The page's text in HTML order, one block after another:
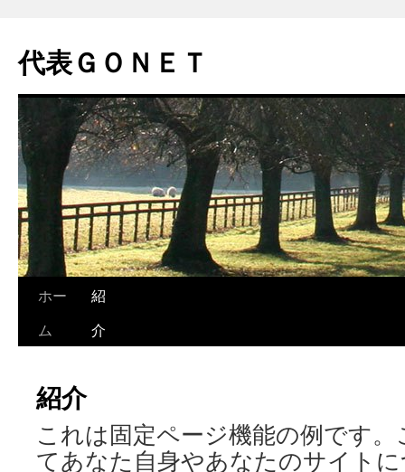
代表ＧＯＮＥＴ
ン
ホー
ム
紹
介
紹介
これは固定ページ機能の例です
てあなた自身やあなたのサイト